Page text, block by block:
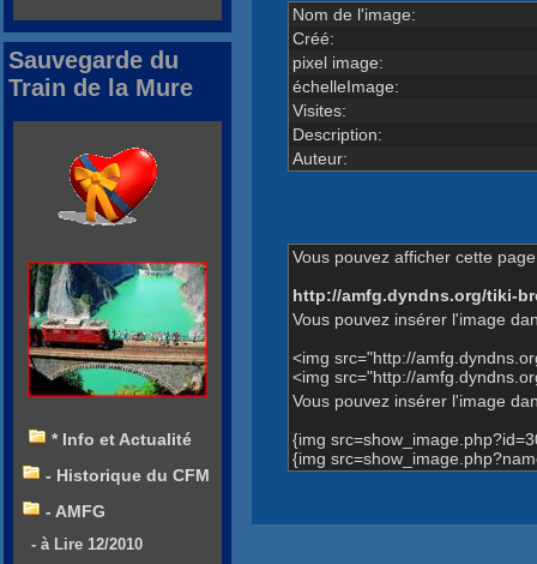
Nom de l'image:
Créé:
pixel image:
échelleImage:
Visites:
Description:
Auteur:
Vous pouvez afficher cette
http://amfg.dyndns.org/tiki-
Vous pouvez insérer l'image
<img src="http://
<img src="http://
Vous pouvez insérer l'image
{img
{img
Sauvegarde du
Train de la Mure
* Info et Actualité
- Historique du CFM
- AMFG
- à Lire 12/2010